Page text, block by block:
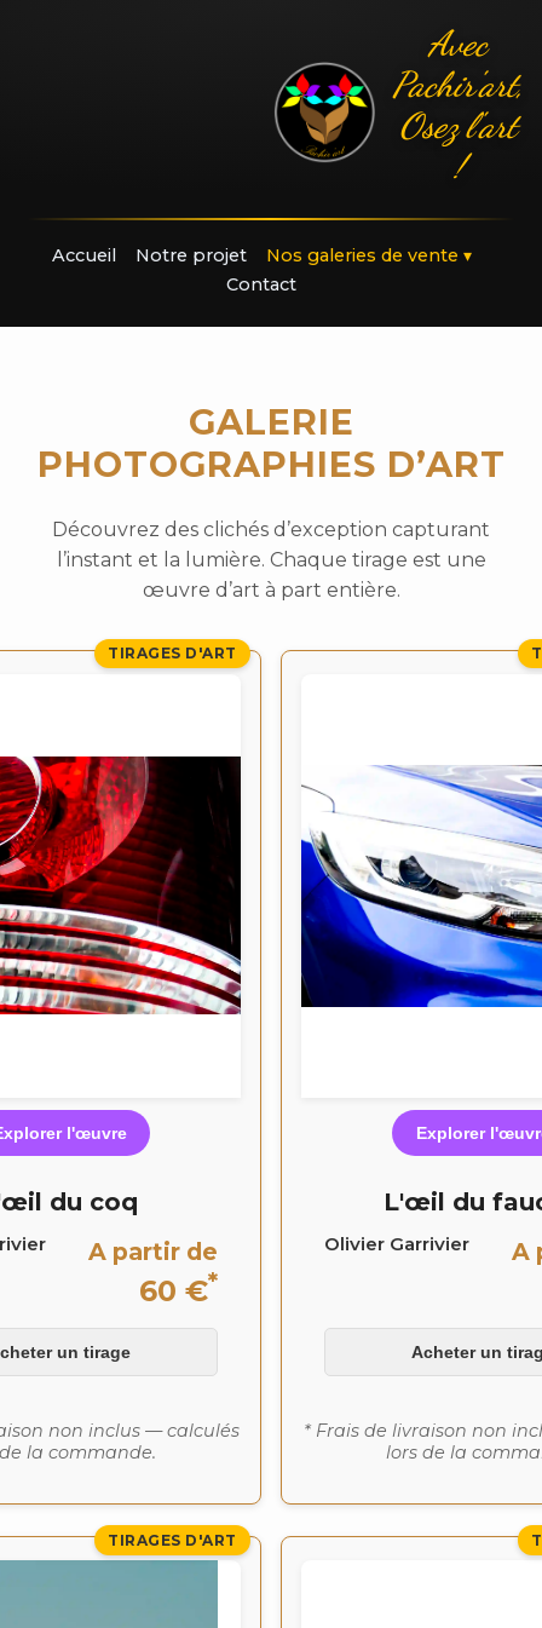
Avec
Pachir'art,
Osez l'art
!
Accueil Notre projet Nos galeries de vente ▾
Contact
GALERIE
PHOTOGRAPHIES D’ART
Découvrez des clichés d’exception capturant
l’instant et la lumière. Chaque tirage est une
œuvre d’art à part entière.
TIRAGES D'ART
l'œuvre
du coq
A partir de
60 €*
un tirage
non inclus — calculés
la commande.
Explorer
L'œil du
Olivier Garrivier A
Acheter un
* Frais de livraison non
lors de la
TIRAGES D'ART